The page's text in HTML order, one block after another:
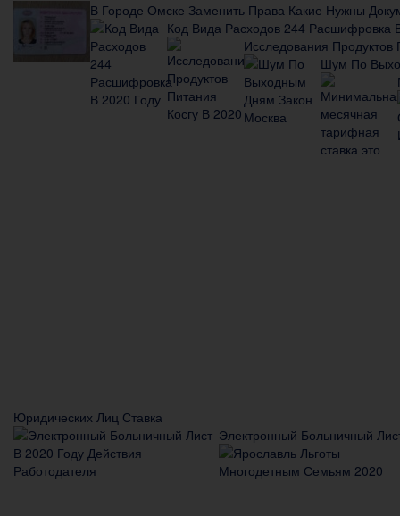
В Городе Омске Заменить Права Какие Нужны
Код Вида Расходов 244 Расшифровка
Исследования Продуктов
Шум По
Юридических Лиц Ставка
Электронный Больничный